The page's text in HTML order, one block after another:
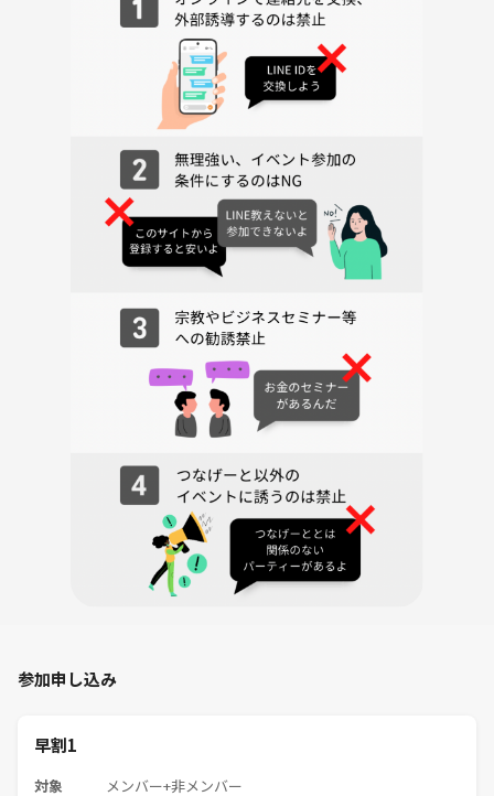
参加申し込み
早割1
対象 メンバー+非メンバー